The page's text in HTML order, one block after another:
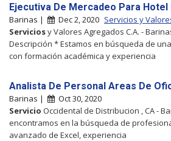
Ejecutiva De Mercadeo Para
Barinas | Dec 2, 2020 Servicios y
Serviciosy Valores Agregados C.A. -
Descripción * Estamos en búsqueda de
con formación académica y experiencia
Analista De Personal Areas De
Barinas |
Oct 30, 2020
Servicio Occidental de Distribucion , CA -
encontramos en la búsqueda de
avanzado de Excel, experiencia